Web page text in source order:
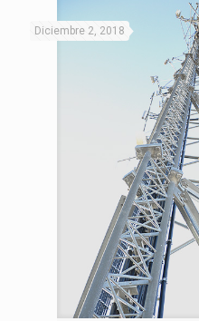
Diciembre 2, 2018